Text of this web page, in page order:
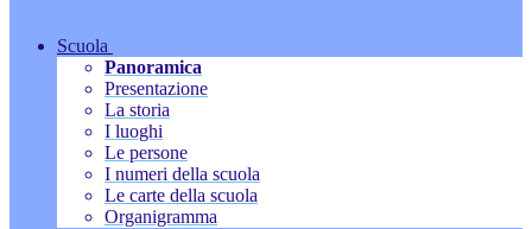
Scuola
Panoramica
Presentazione
La storia
I luoghi
Le persone
I numeri della scuola
Le carte della scuola
Organigramma